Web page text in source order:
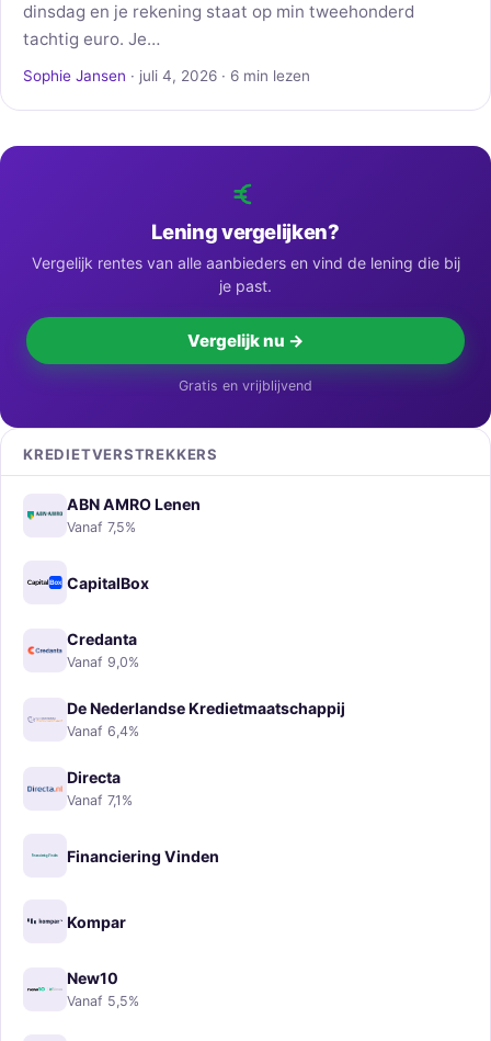
dinsdag en je rekening staat op min tweehonderd
tachtig euro. Je…
Sophie Jansen · juli 4, 2026 · 6 min lezen
Lening vergelijken?
Vergelijk rentes van alle aanbieders en vind de lening die bij
je past.
Vergelijk nu →
Gratis en vrijblijvend
KREDIETVERSTREKKERS
ABN AMRO Lenen
Vanaf 7,5%
CapitalBox
Credanta
Vanaf 9,0%
De Nederlandse Kredietmaatschappij
Vanaf 6,4%
Directa
Vanaf 7,1%
Financiering Vinden
Kompar
New10
Vanaf 5,5%